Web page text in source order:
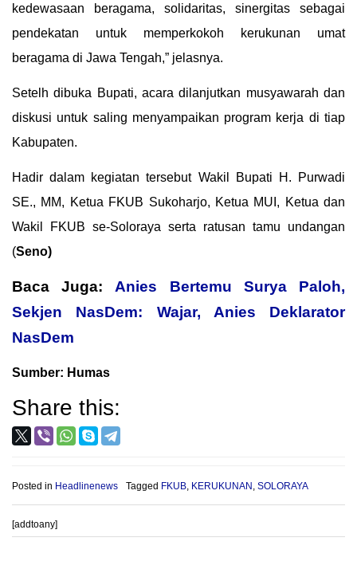
kedewasaan beragama, solidaritas, sinergitas sebagai
pendekatan untuk memperkokoh kerukunan umat
beragama di Jawa Tengah,” jelasnya.
Setelh dibuka Bupati, acara dilanjutkan musyawarah dan
diskusi untuk saling menyampaikan program kerja di tiap
Kabupaten.
Hadir dalam kegiatan tersebut Wakil Bupati H. Purwadi
SE., MM, Ketua FKUB Sukoharjo, Ketua MUI, Ketua dan
Wakil FKUB se-Soloraya serta ratusan tamu undangan
(Seno)
Baca Juga: Anies Bertemu Surya Paloh,
Sekjen NasDem: Wajar, Anies Deklarator
NasDem
Sumber: Humas
Share this:
Posted in Headlinenews Tagged FKUB, KERUKUNAN , SOLORAYA
[addtoany]